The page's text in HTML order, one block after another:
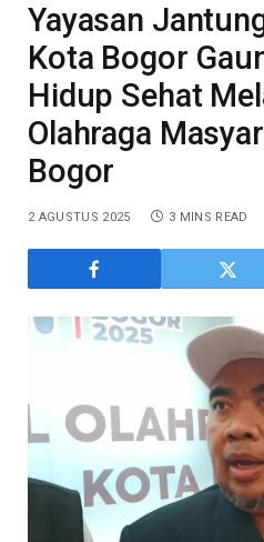
Yayasan
Kota Bogor
Hidup Sehat
Olahraga
Bogor
2 AGUSTUS 2025 3 MINS READ